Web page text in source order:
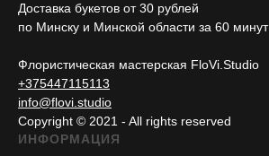
Доставка букетов от 30 рублей
по Минску и Минской области за 60 минут
Флористическая мастерская FloVi.Studio
+375447115113
info@flovi.studio
Copyright © 2021 - All rights reserved
ИНФОРМАЦИЯ